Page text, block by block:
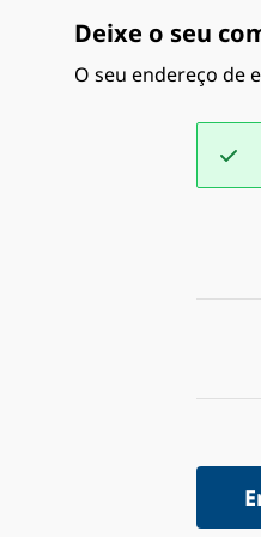
Deixe o seu
O seu endereço de